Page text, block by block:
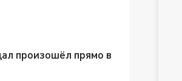
произошёл прямо в